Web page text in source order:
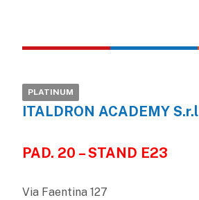
PLATINUM
ITALDRON ACADEMY S.r.l
PAD. 20 – STAND E23
Via Faentina 127